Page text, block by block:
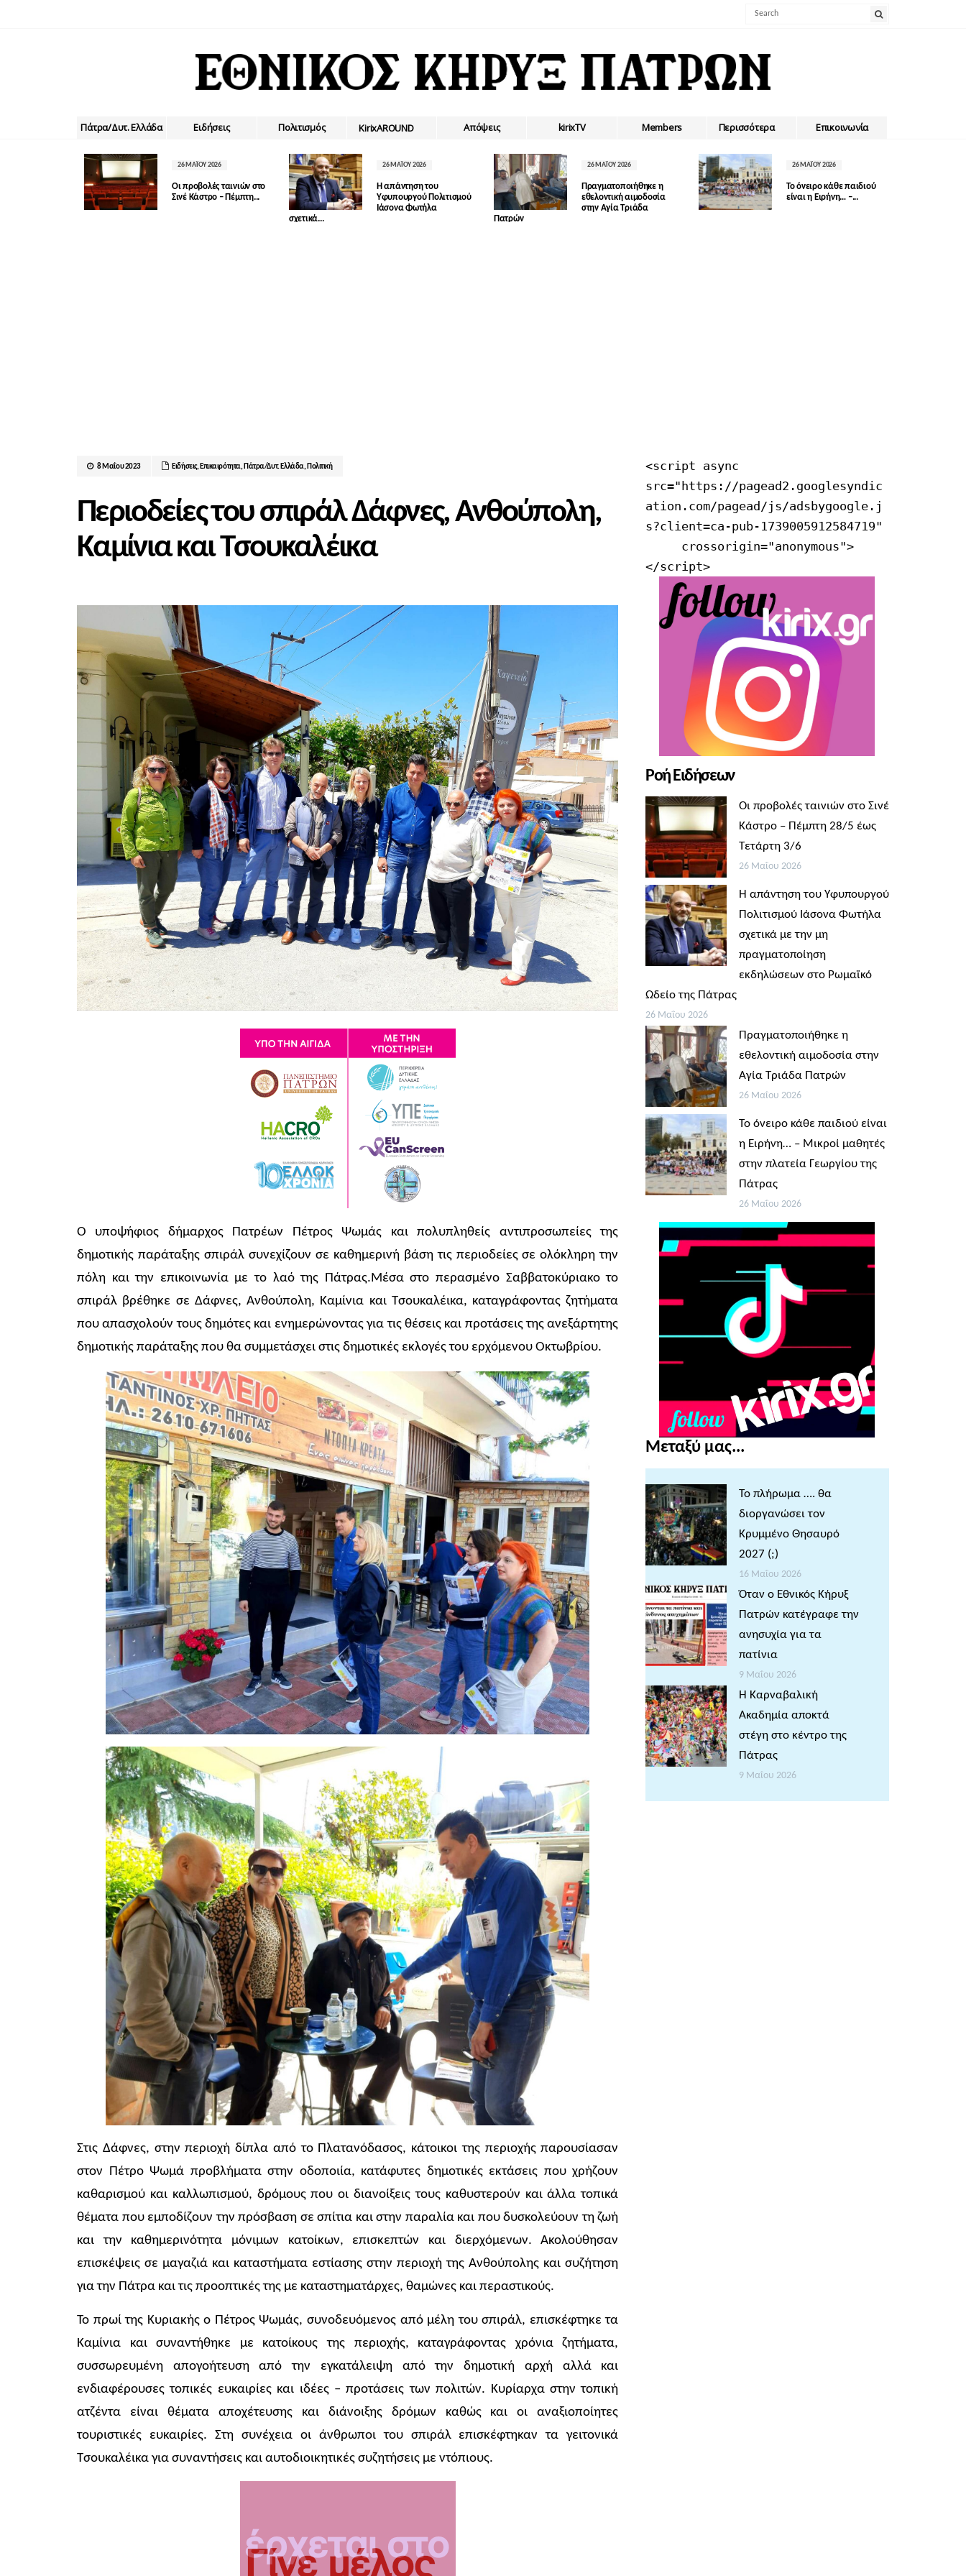
Πάτρα/Δυτ. Ελλάδα Ειδήσεις Πολιτισμός ΚirixAROUND Απόψεις kirixTV Members Περισσότερα Επικοινωνία
26 ΜΑΪ́ΟΥ 2026
Οι προβολές ταινιών στο
Σινέ Κάστρο – Πέμπτη...
26 ΜΑΪ́ΟΥ 2026
Η απάντηση του
Υφυπουργού Πολιτισμού
Ιάσονα Φωτήλα
σχετικά...
26 ΜΑΪ́ΟΥ 2026
Πραγματοποιήθηκε η
εθελοντική αιμοδοσία
στην Αγία Τριάδα
Πατρών
26 ΜΑΪ́ΟΥ 2026
Το όνειρο κάθε παιδιού
είναι η Ειρήνη… –...
8 Μαΐου 2023 Ειδήσεις,Επικαιρότητα,Πάτρα/Δυτ. Ελλάδα,Πολιτική
Περιοδείες του σπιράλ Δάφνες, Ανθούπολη,
Καμίνια και Τσουκαλέικα
Ο υποψήφιος δήμαρχος Πατρέων Πέτρος Ψωμάς και πολυπληθείς αντιπροσωπείες της
δημοτικής παράταξης σπιράλ συνεχίζουν σε καθημερινή βάση τις περιοδείες σε ολόκληρη την
πόλη και την επικοινωνία με το λαό της Πάτρας.Μέσα στο περασμένο Σαββατοκύριακο το
σπιράλ βρέθηκε σε Δάφνες, Ανθούπολη, Καμίνια και Τσουκαλέικα, καταγράφοντας ζητήματα
που απασχολούν τους δημότες και ενημερώνοντας για τις θέσεις και προτάσεις της ανεξάρτητης
δημοτικής παράταξης που θα συμμετάσχει στις δημοτικές εκλογές του ερχόμενου Οκτωβρίου.
Στις Δάφνες, στην περιοχή δίπλα από το Πλατανόδασος, κάτοικοι της περιοχής παρουσίασαν
στον Πέτρο Ψωμά προβλήματα στην οδοποιία, κατάφυτες δημοτικές εκτάσεις που χρήζουν
καθαρισμού και καλλωπισμού, δρόμους που οι διανοίξεις τους καθυστερούν και άλλα τοπικά
θέματα που εμποδίζουν την πρόσβαση σε σπίτια και στην παραλία και που δυσκολεύουν τη ζωή
και την καθημερινότητα μόνιμων κατοίκων, επισκεπτών και διερχόμενων. Ακολούθησαν
επισκέψεις σε μαγαζιά και καταστήματα εστίασης στην περιοχή της Ανθούπολης και συζήτηση
για την Πάτρα και τις προοπτικές της με καταστηματάρχες, θαμώνες και περαστικούς.
Το πρωί της Κυριακής ο Πέτρος Ψωμάς, συνοδευόμενος από μέλη του σπιράλ, επισκέφτηκε τα
Καμίνια και συναντήθηκε με κατοίκους της περιοχής, καταγράφοντας χρόνια ζητήματα,
συσσωρευμένη απογοήτευση από την εγκατάλειψη από την δημοτική αρχή αλλά και
ενδιαφέρουσες τοπικές ευκαιρίες και ιδέες – προτάσεις των πολιτών. Κυρίαρχα στην τοπική
ατζέντα είναι θέματα αποχέτευσης και διάνοιξης δρόμων καθώς και οι αναξιοποίητες
τουριστικές ευκαιρίες. Στη συνέχεια οι άνθρωποι του σπιράλ επισκέφτηκαν τα γειτονικά
Τσουκαλέικα για συναντήσεις και αυτοδιοικητικές συζητήσεις με ντόπιους.
<script async
src="https://pagead2.googlesyndic
ation.com/pagead/js/adsbygoogle.j
s?client=ca-pub-1739005912584719"
</script>
Ροή Ειδήσεων
Οι προβολές ταινιών στο Σινέ
Κάστρο – Πέμπτη 28/5 έως
Τετάρτη 3/6
26 Μαΐου 2026
Η απάντηση του Υφυπουργού
Πολιτισμού Ιάσονα Φωτήλα
σχετικά με την μη
πραγματοποίηση
εκδηλώσεων στο Ρωμαϊκό
Ωδείο της Πάτρας
26 Μαΐου 2026
Πραγματοποιήθηκε η
εθελοντική αιμοδοσία στην
Αγία Τριάδα Πατρών
26 Μαΐου 2026
Το όνειρο κάθε παιδιού είναι
η Ειρήνη… – Μικροί μαθητές
στην πλατεία Γεωργίου της
Πάτρας
26 Μαΐου 2026
Μεταξύ μας...
Το πλήρωμα …. θα
διοργανώσει τον
Κρυμμένο Θησαυρό
2027 (;)
16 Μαΐου 2026
Όταν ο Εθνικός Κήρυξ
Πατρών κατέγραφε την
ανησυχία για τα
πατίνια
9 Μαΐου 2026
Η Καρναβαλική
Ακαδημία αποκτά
στέγη στο κέντρο της
Πάτρας
9 Μαΐου 2026